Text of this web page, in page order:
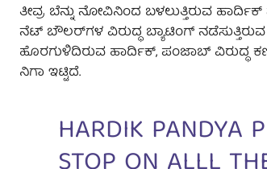
ತೀವ್ರ ಬೆನ್ನು ನೋವಿನಿಂದ ಬಳಲುತ್ತಿರುವ
ನೆಟ್ ಬೌಲರ್‌ಗಳ ವಿರುದ್ಧ ಬ್ಯಾಟಿಂಗ್
ಹೊರಗುಳಿದಿರುವ ಹಾರ್ದಿಕ್, ಪಂಜಾಬ್ ವಿರುದ್ಧ
ನಿಗಾ ಇಟ್ಟಿದೆ.
HARDIK PANDYA